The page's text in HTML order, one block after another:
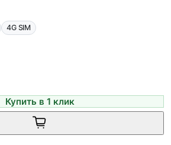
4G SIM
Купить в 1 клик